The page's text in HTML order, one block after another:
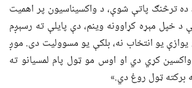
ترڅنګ پاتې شوې، د واکسیناسیون پر اهمیت
د خپل مېړه کړاوونه وینم، دې پایلې ته رسېږم
یو انتخاب نه، بلکې یو مسوولیت دی. موږ
کړي دي او اوس مو ټول پام لمسیانو ته
برکته ټول روغ دي.»